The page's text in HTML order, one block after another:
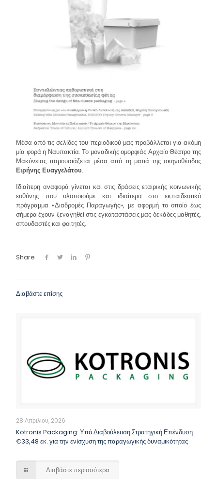
Μέσα από τις σελίδες του περιοδικού μας προβάλλεται για ακόμη
μία φορά η Ναυπακτία. Το μοναδικής ομορφιάς Αρχαίο Θέατρο της
Μακύνειας παρουσιάζεται μέσα από τη ματιά της σκηνοθέτιδος
Ειρήνης Ευαγγελάτου.
Ιδιαίτερη αναφορά γίνεται και στις δράσεις εταιρικής κοινωνικής
ευθύνης που υλοποιούμε και ιδιαίτερα στο εκπαιδευτικό
πρόγραμμα «Διαδρομές Παραγωγής», με αφορμή το οποίο έως
σήμερα έχουν ξεναγηθεί στις εγκαταστάσεις μας δεκάδες μαθητές,
σπουδαστές και φοιτητές.
Share
Διαβάστε επίσης
28 Απριλίου, 2026
Kotronis Packaging: Υπό Διαβούλευση Στρατηγική Επένδυση
€33,48 εκ. για την ενίσχυση της παραγωγικής δυναμικότητας
Διαβάστε περισσότερα